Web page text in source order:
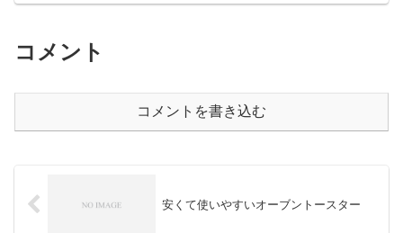
コメント
コメントを書き込む
安くて使いやすいオーブントースター